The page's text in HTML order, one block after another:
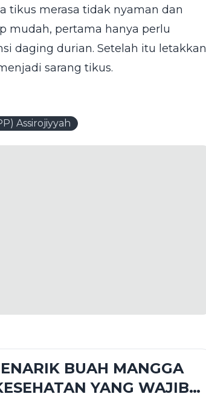
tikus merasa tidak nyaman dan
mudah, pertama hanya perlu
daging durian. Setelah itu letakkan
sarang tikus.
Assirojiyyah
BUAH MANGGA
YANG WAJIB